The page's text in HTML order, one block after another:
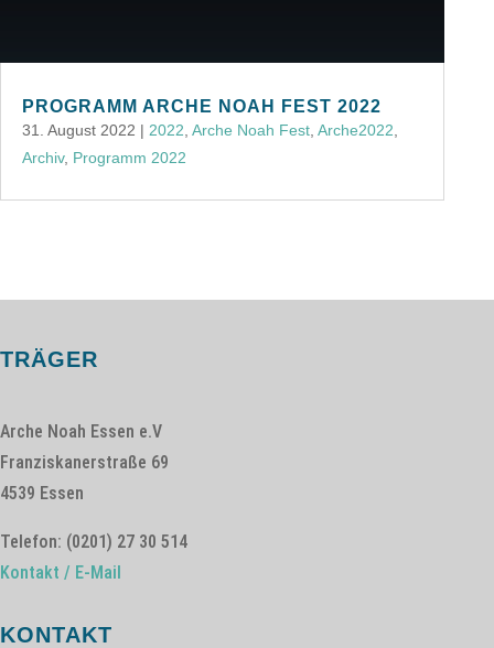
PROGRAMM ARCHE NOAH FEST 2022
31. August 2022 | 2022 Arche Noah Fest Arche2022
Archiv, Programm 2022
TRÄGER
Arche Noah Essen e.V
Franziskanerstraße 69
4539 Essen
Telefon: (0201) 27 30 514
Kontakt / E-Mail
KONTAKT